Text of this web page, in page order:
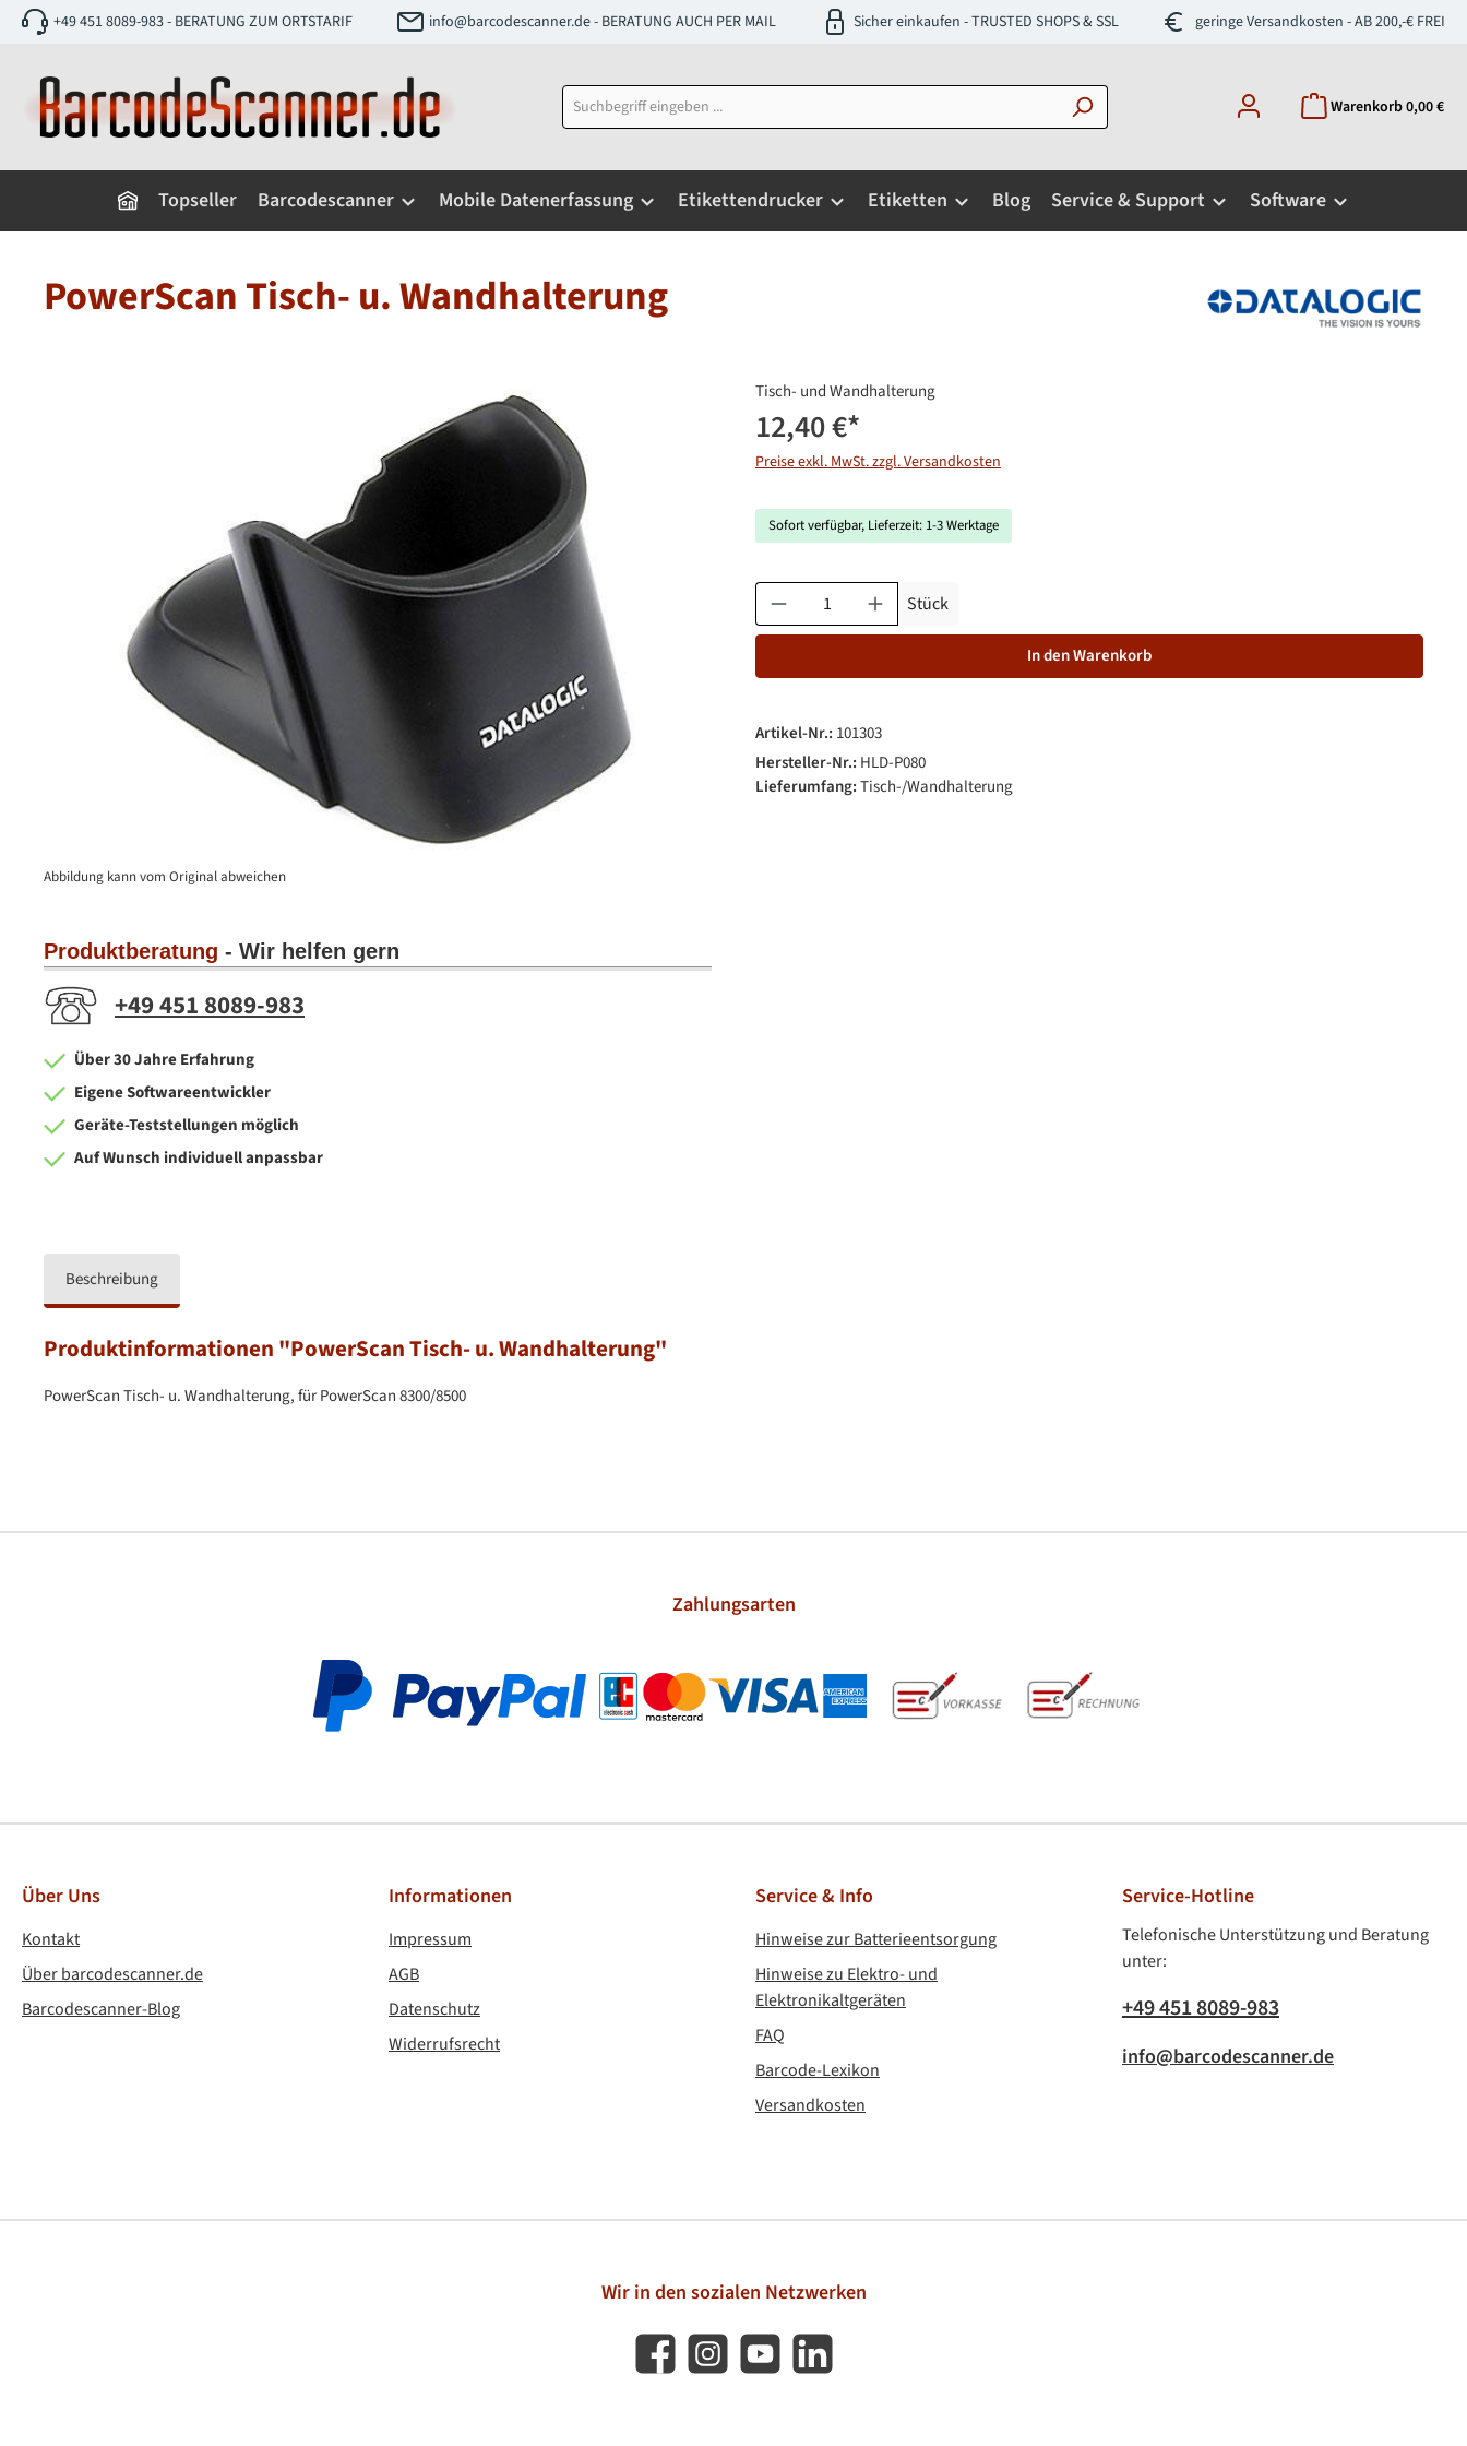
Hauptinhalt springen
Zur Suche springen
Zur Hauptnavigation springen
+49 451 8089-983 - BERATUNG ZUM ORTSTARIF info@barcodescanner.de - BERATUNG AUCH PER MAIL Sicher einkaufen - TRUSTED SHOPS & SSL geringe Versandkosten - AB 200,-€ FREI
Warenkorb0,00 €
Topseller Barcodescanner Mobile Datenerfassung Etikettendrucker Etiketten Blog Service & Support Software
PowerScan Tisch- u. Wandhalterung
Abbildung kann vom Original abweichen
Produktberatung - Wir helfen gern
+49 451 8089-983
Über 30 Jahre Erfahrung
Eigene Softwareentwickler
Geräte-Teststellungen möglich
Auf Wunsch individuell anpassbar
Tisch- und Wandhalterung
12,40 €*
Preise exkl. MwSt. zzgl. Versandkosten
Sofort verfügbar, Lieferzeit: 1-3 Werktage
Produkt Anzahl: Gib den gewünschten Wert ein oder benutze die Schaltflächen um die Anzahl
Stück
In den Warenkorb
Artikel-Nr.: 101303
Hersteller-Nr.: HLD-P080
Lieferumfang:Tisch-/Wandhalterung
Beschreibung
Produktinformationen "PowerScan Tisch- u. Wandhalterung"
PowerScan Tisch- u. Wandhalterung, für PowerScan 8300/8500
Zahlungsarten
Service-Hotline
Telefonische Unterstützung und Beratung
unter:
+49 451 8089-983
info@barcodescanner.de
Über Uns
Kontakt
Über barcodescanner.de
Barcodescanner-Blog
Informationen
Impressum
AGB
Datenschutz
Widerrufsrecht
Service & Info
Hinweise zur Batterieentsorgung
Hinweise zu Elektro- und
Elektronikaltgeräten
FAQ
Barcode-Lexikon
Versandkosten
Wir in den sozialen Netzwerken
FacebookInstagramYouTubeLinkedIn